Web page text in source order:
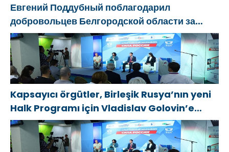
Евгений Поддубный поблагодарил
добровольцев Белгородской области за
мужество в спасении пострадавших от
обстрелов
Kapsayıcı örgütler, Birleşik Rusya’nın yeni
Halk Programı için Vladislav Golovin’e
teklifler sundu